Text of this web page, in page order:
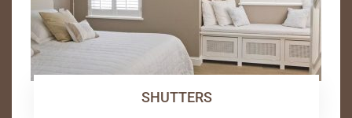
SHUTTERS